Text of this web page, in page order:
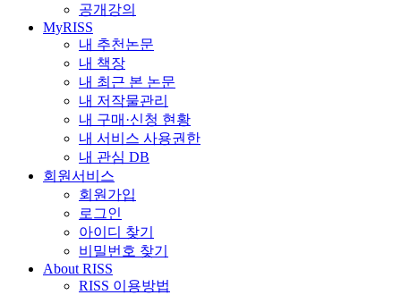
공개강의
MyRISS
내 추천논문
내 책장
내 최근 본 논문
내 저작물관리
내 구매·신청 현황
내 서비스 사용권한
내 관심 DB
회원서비스
회원가입
로그인
아이디 찾기
비밀번호 찾기
About RISS
RISS 이용방법